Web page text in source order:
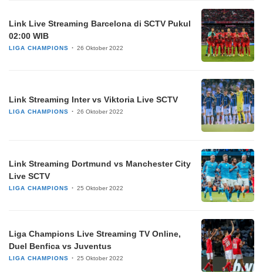
Link Live Streaming Barcelona di SCTV Pukul
02:00 WIB
LIGA CHAMPIONS 26 Oktober 2022
Link Streaming Inter vs Viktoria Live SCTV
LIGA CHAMPIONS 26 Oktober 2022
Link Streaming Dortmund vs Manchester City
Live SCTV
LIGA CHAMPIONS 25 Oktober 2022
Liga Champions Live Streaming TV Online,
Duel Benfica vs Juventus
LIGA CHAMPIONS 25 Oktober 2022